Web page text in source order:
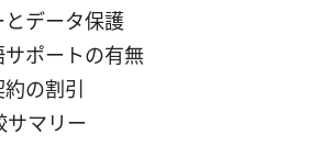
データ保護
ポートの有無
の割引
サマリー